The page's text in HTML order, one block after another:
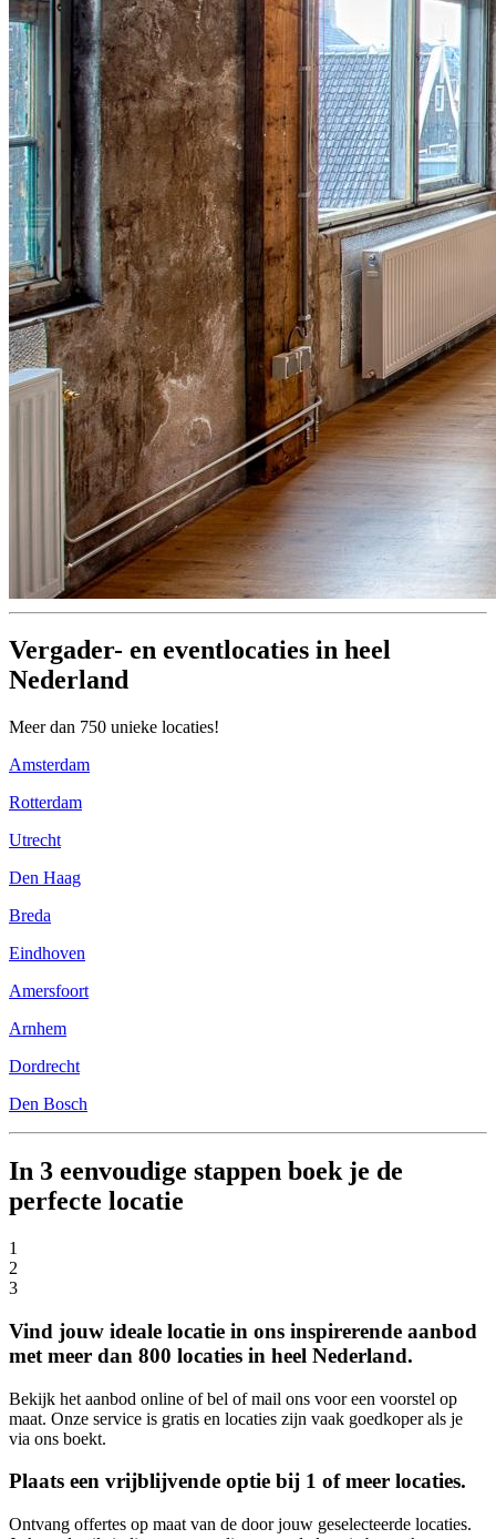
Vergader- en eventlocaties in heel
Nederland
Meer dan 750 unieke locaties!
Amsterdam
Rotterdam
Utrecht
Den Haag
Breda
Eindhoven
Amersfoort
Arnhem
Dordrecht
Den Bosch
In 3 eenvoudige stappen boek je de
perfecte locatie
1
2
3
Vind jouw ideale locatie in ons inspirerende aanbod
met meer dan 800 locaties in heel Nederland.
Bekijk het aanbod online of bel of mail ons voor een voorstel op
maat. Onze service is gratis en locaties zijn vaak goedkoper als je
via ons boekt.
Plaats een vrijblijvende optie bij 1 of meer locaties.
Ontvang offertes op maat van de door jouw geselecteerde locaties.